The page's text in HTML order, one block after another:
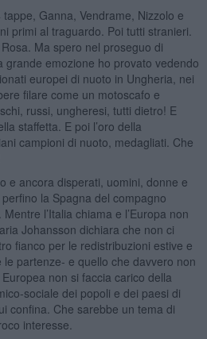
Ganna, Vendrame, Nizzolo e
primi al traguardo. Poi tutti stranieri.
Ma spero nel proseguo di
grande emozione ho provato vedendo
europei di nuoto in Ungheria, nei
filare come un motoscafo e
russi, ungheresi, tutti dietro! E
staffetta. E poi l’oro della
campioni di nuoto, medagliati. Che
e ancora disperati, uomini, donne e
la Spagna del compagno
l’Italia chiama e l’Europa non
Johansson dichiara che non ci
fianco per le redistribuzioni estive e
partenze- e quello che davvero non
non si faccia carico della
sociale dei popoli e dei paesi di
confina. Che sarebbe un tema di
interesse.